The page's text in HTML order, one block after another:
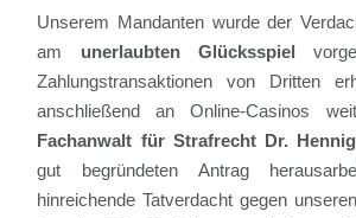
Unserem Mandanten wurde der
am unerlaubten Glücksspiel
Zahlungstransaktionen von Dritten
anschließend an Online-Casinos
Fachanwalt für Strafrecht Dr. Hennig
gut begründeten Antrag
hinreichende Tatverdacht gegen